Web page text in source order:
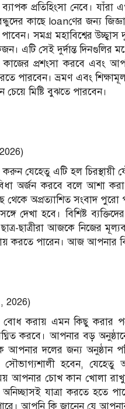
প্রতিহিংসা নেবে। যাঁরা
কাছে loanণের জন্য
সমগ্র মহাবিশ্বের উচ্ছ্বাস
এটি সেই দুর্দান্ত দিনগুলির
প্রশংসা করবে এবং
পারবেন। ভ্রমণ এবং
মিষ্টি বুঝতে পারবেন।
যেহেতু এটি হল চিরস্থায়ী
অর্জন করবে বলে আশা
থেকে অপ্রত্যাশিত সংবাদ
দেখা হবে। বিশিষ্ট
ছাত্রীরা আজকে নিজের
করতে পারেন। আজ আপনার
2026)
বোধ করায় এমন কিছু করার
করবে। আপনার বড়
আপনার দলের জন্য অনুষ্ঠান
সৌভাগ্যশালী হবেন,
আপনার চোখ কান খোলা
যাত্রা করতে হতে
আপনি কি জানেন যে